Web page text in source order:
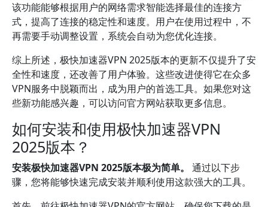
该功能能够根据用户的网络需求智能选择最佳的连接方
式，提高了连接的稳定性和速度。用户在使用过程中，不
再需要手动调整设置，系统会自动为您优化连接。
综上所述，极快加速器VPN 2025版本的更新不仅提升了安
全性和速度，还改善了用户体验。这些改进使得它在众多
VPN服务中脱颖而出，成为用户的首选工具。如果您对这
些新功能感兴趣，可以访问官方网站获取更多信息。
如何安装和使用极快加速器VPN
2025版本？
安装极快加速器VPN 2025版本极为简单。
通过以下步
骤，您将能够快速完成安装并顺利使用这款强大的工具。